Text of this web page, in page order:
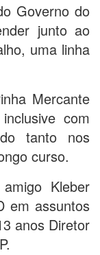
Governo do
junto ao
uma linha
Mercante
com
tanto nos
curso.
Kleber
em assuntos
anos Diretor